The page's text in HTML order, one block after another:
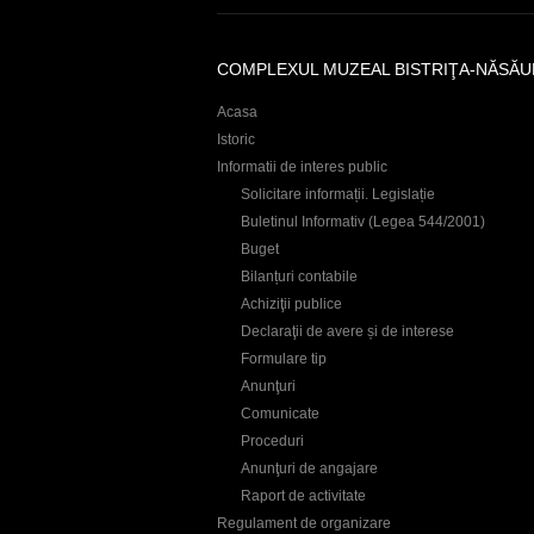
r
e
COMPLEXUL MUZEAL BISTRIŢA-
Acasa
Istoric
Informatii de interes public
Solicitare informații. Legislație
Buletinul Informativ (Legea 544/2001)
Buget
Bilanțuri contabile
Achiziţii publice
Declaraţii de avere și de interese
Formulare tip
Anunţuri
Comunicate
Proceduri
Anunţuri de angajare
Raport de activitate
Regulament de organizare